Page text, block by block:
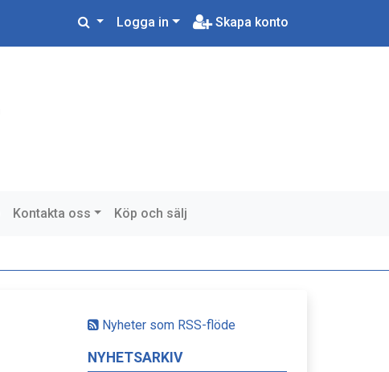
Logga in Skapa konto
Kontakta oss Köp och sälj
Nyheter som RSS-flöde
NYHETSARKIV